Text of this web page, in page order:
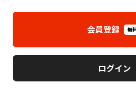
会員登録 無
ログイン